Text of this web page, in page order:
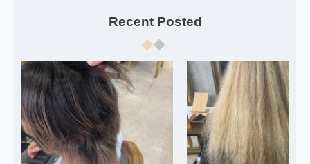
Recent Posted